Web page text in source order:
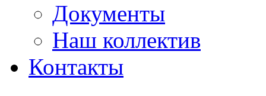
Документы
Наш коллектив
Контакты